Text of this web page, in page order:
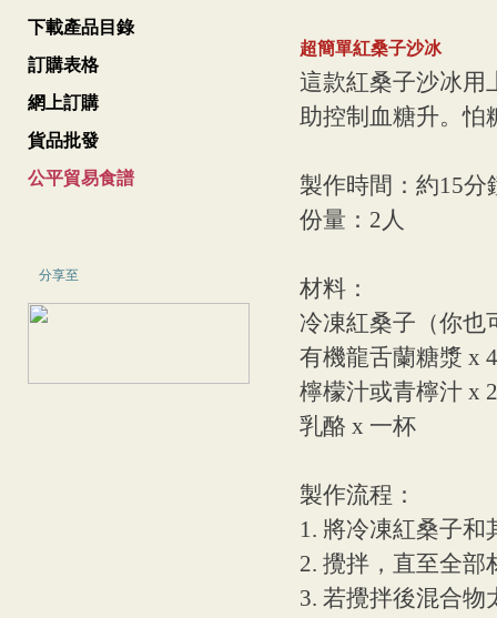
下載產品目錄
訂購表格
網上訂購
貨品批發
公平貿易食譜
分享至
超簡單紅桑子沙冰
這款紅桑子沙冰用
助控制血糖升。怕
製作時間：約15分
份量：2人
材料：
冷凍紅桑子（你也
有機龍舌蘭糖漿 x
檸檬汁或青檸汁 x
乳酪 x 一杯
製作流程：
1. 將冷凍紅桑子
2. 攪拌，直至全
3. 若攪拌後混合